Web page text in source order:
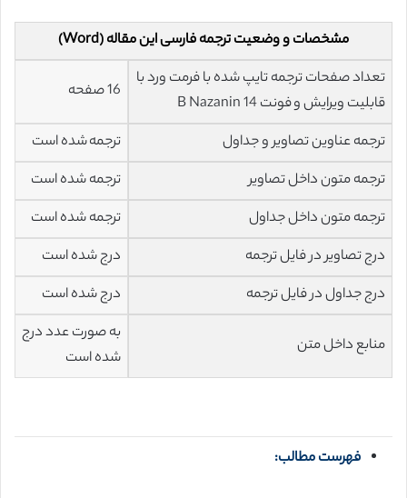
مشخصات و وضعیت ترجمه فارسی این مقاله (Word)
تعداد صفحات ترجمه تایپ شده با فرمت ورد با
قابلیت ویرایش و فونت 14 B Nazanin
16 صفحه
ترجمه عناوین تصاویر و جداول
ترجمه شده است
ترجمه متون داخل تصاویر
ترجمه شده است
ترجمه متون داخل جداول
ترجمه شده است
درج تصاویر در فایل ترجمه
درج شده است
درج جداول در فایل ترجمه
درج شده است
منابع داخل متن
به صورت عدد درج
شده است
فهرست مطالب: